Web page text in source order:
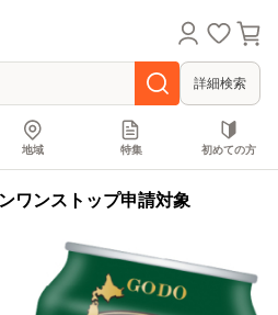
詳細検索
地域 特集 初めての方
ワンストップ申請対象